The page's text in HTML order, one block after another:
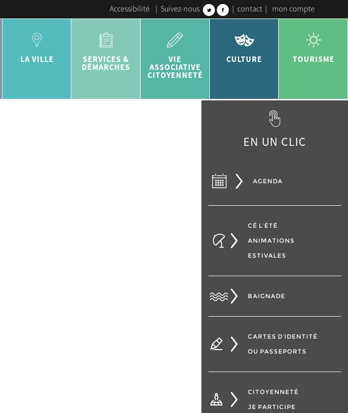
Accessibilité | Suivez-nous | contact | mon compte
LA VILLE
SERVICES &
DÉMARCHES
VIE
ASSOCIATIVE
CITOYENNETÉ
CULTURE TOURISME
EN UN CLIC
AGENDA
CÉ L’ÉTÉ
ANIMATIONS
ESTIVALES
BAIGNADE
CARTES D’IDENTITÉ
OU PASSEPORTS
CITOYENNETÉ
JE PARTICIPE